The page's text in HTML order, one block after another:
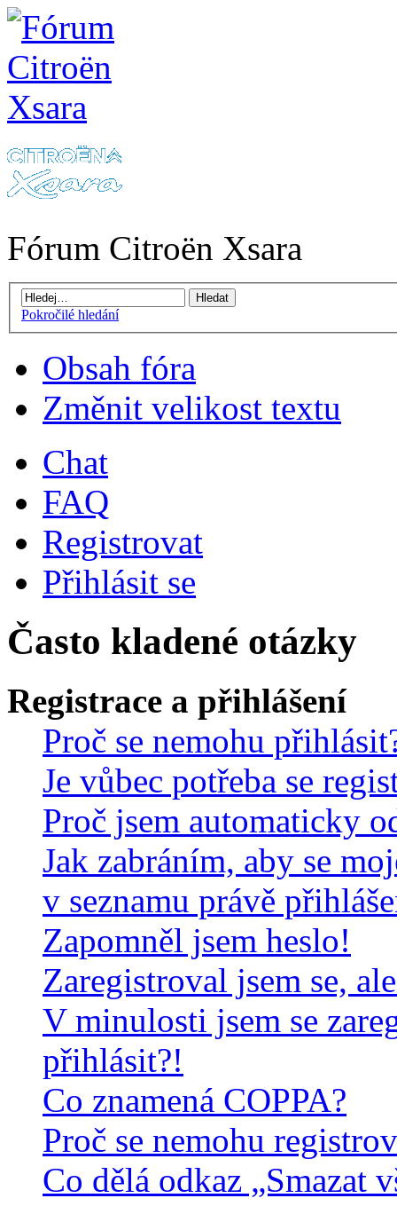
Fórum Citroën Xsara
Pokročilé hledání
Obsah fóra
Změnit velikost textu
Chat
FAQ
Registrovat
Přihlásit se
Často kladené otázky
Registrace a přihlášení
Proč se nemohu
Je vůbec potřeba se
Proč jsem automaticky
Jak zabráním, aby se
v seznamu právě
Zapomněl jsem heslo!
Zaregistroval jsem se,
V minulosti jsem se
přihlásit?!
Co znamená COPPA?
Proč se nemohu
Co dělá odkaz „Smazat